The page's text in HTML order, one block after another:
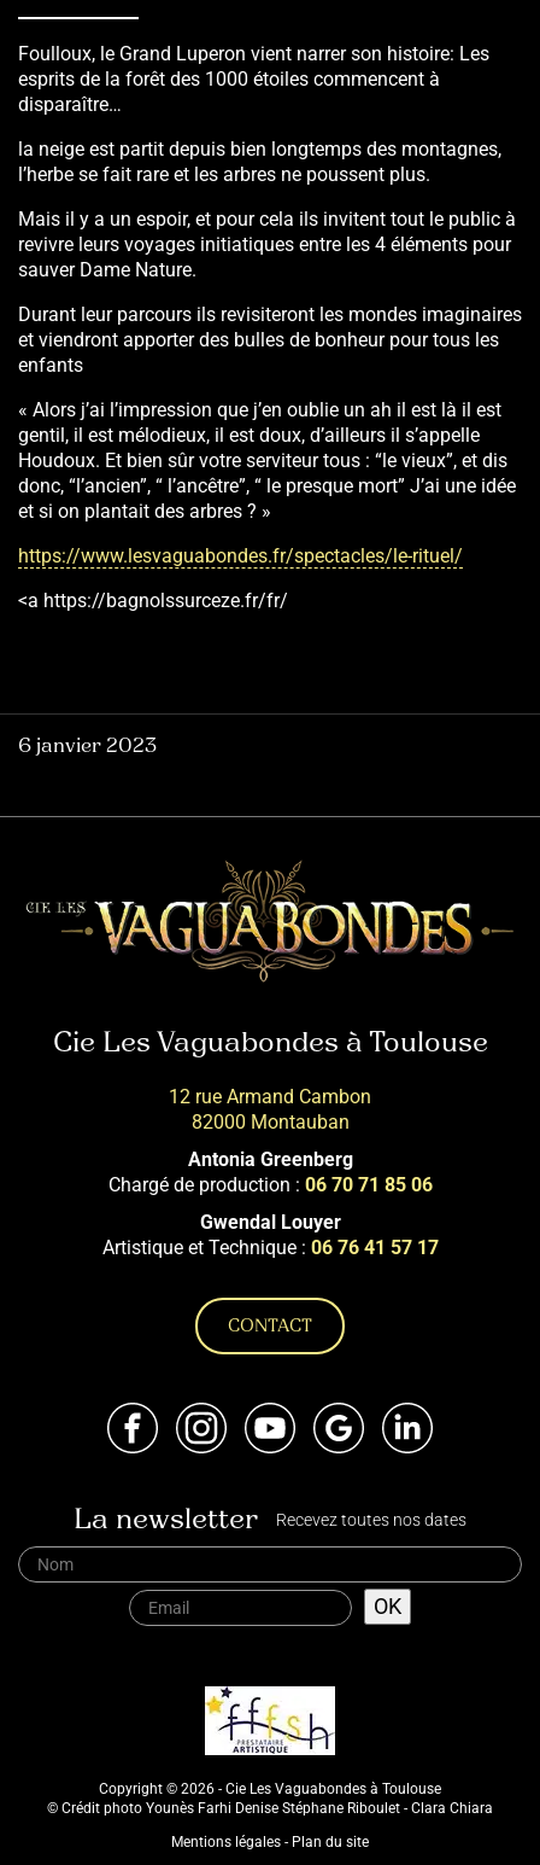
Foulloux, le Grand Luperon vient narrer son histoire: Les
esprits de la forêt des 1000 étoiles commencent à
disparaître…
la neige est partit depuis bien longtemps des montagnes,
l’herbe se fait rare et les arbres ne poussent plus.
Mais il y a un espoir, et pour cela ils invitent tout le public à
revivre leurs voyages initiatiques entre les 4 éléments pour
sauver Dame Nature.
Durant leur parcours ils revisiteront les mondes imaginaires
et viendront apporter des bulles de bonheur pour tous les
enfants
« Alors j’ai l’impression que j’en oublie un ah il est là il est
gentil, il est mélodieux, il est doux, d’ailleurs il s’appelle
Houdoux. Et bien sûr votre serviteur tous : “le vieux”, et dis
donc, “l’ancien”, “ l’ancêtre”, “ le presque mort” J’ai une idée
et si on plantait des arbres ? »
https://www.lesvaguabondes.fr/spectacles/le-rituel/
<a https://bagnolssurceze.fr/fr/
6 janvier 2023
Cie Les Vaguabondes à Toulouse
12 rue Armand Cambon
82000 Montauban
Antonia Greenberg
Chargé de production : 06 70 71 85 06
Gwendal Louyer
Artistique et Technique : 06 76 41 57 17
CONTACT
FacebookInstagramYoutube Google
La newsletter Recevez toutes nos dates
Copyright © 2026 - Cie Les Vaguabondes à Toulouse
© Crédit photo Younès Farhi Denise Stéphane Riboulet - Clara Chiara
Mentions légales
Plan du site